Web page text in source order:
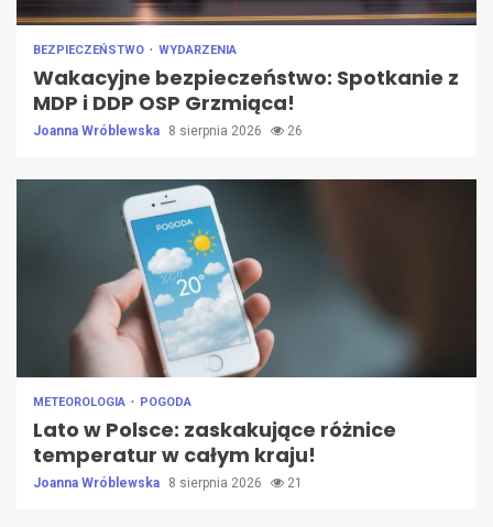
BEZPIECZEŃSTWO WYDARZENIA
Wakacyjne bezpieczeństwo: Spotkanie z
MDP i DDP OSP Grzmiąca!
Joanna Wróblewska 8 sierpnia 2026 26
METEOROLOGIA POGODA
Lato w Polsce: zaskakujące różnice
temperatur w całym kraju!
Joanna Wróblewska 8 sierpnia 2026 21